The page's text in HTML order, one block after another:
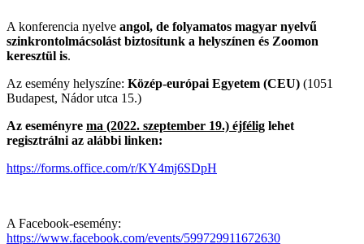
A konferencia nyelve angol, de folyamatos magyar nyelvű
szinkrontolmácsolást biztosítunk a helyszínen és Zoomon
keresztül is.
Az esemény helyszíne: Közép-európai Egyetem (CEU) (1051
Budapest, Nádor utca 15.)
Az eseményre ma (2022. szeptember 19.) éjfélig lehet
regisztrálni az alábbi linken:
https://forms.office.com/r/KY4mj6SDpH
A Facebook-esemény:
https://www.facebook.com/events/599729911672630